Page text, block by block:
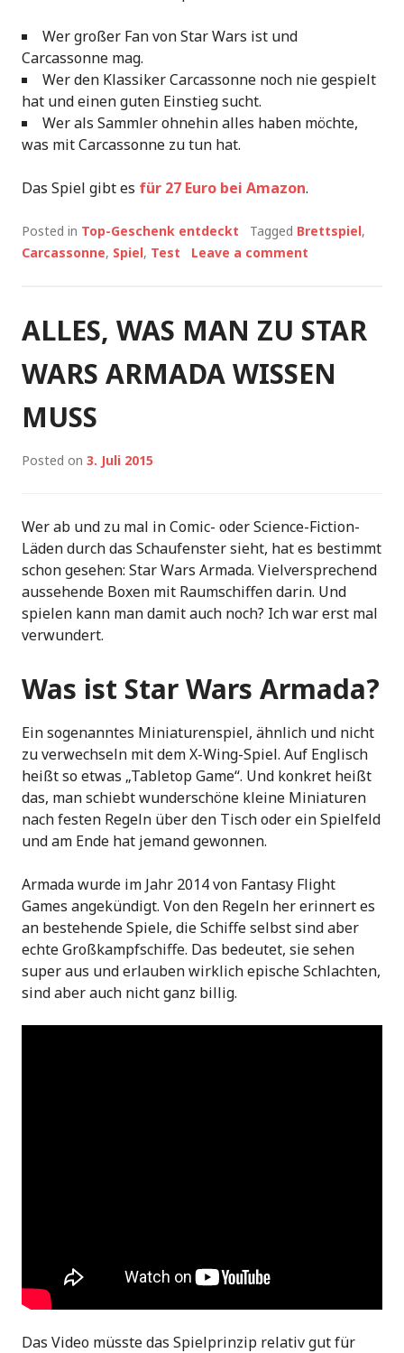
Wer großer Fan von Star Wars ist und
Carcassonne mag.
Wer den Klassiker Carcassonne noch nie gespielt
hat und einen guten Einstieg sucht.
Wer als Sammler ohnehin alles haben möchte,
was mit Carcassonne zu tun hat.
Das Spiel gibt es für 27 Euro bei Amazon.
Posted in Top-Geschenk entdeckt Tagged Brettspiel,
Carcassonne, Spiel, Test Leave a comment
ALLES, WAS MAN ZU STAR
WARS ARMADA WISSEN
MUSS
Posted on 3. Juli 2015
Wer ab und zu mal in Comic- oder Science-Fiction-
Läden durch das Schaufenster sieht, hat es bestimmt
schon gesehen: Star Wars Armada. Vielversprechend
aussehende Boxen mit Raumschiffen darin. Und
spielen kann man damit auch noch? Ich war erst mal
verwundert.
Was ist Star Wars Armada?
Ein sogenanntes Miniaturenspiel, ähnlich und nicht
zu verwechseln mit dem X-Wing-Spiel. Auf Englisch
heißt so etwas „Tabletop Game“. Und konkret heißt
das, man schiebt wunderschöne kleine Miniaturen
nach festen Regeln über den Tisch oder ein Spielfeld
und am Ende hat jemand gewonnen.
Armada wurde im Jahr 2014 von Fantasy Flight
Games angekündigt. Von den Regeln her erinnert es
an bestehende Spiele, die Schiffe selbst sind aber
echte Großkampfschiffe. Das bedeutet, sie sehen
super aus und erlauben wirklich epische Schlachten,
sind aber auch nicht ganz billig.
Das Video müsste das Spielprinzip relativ gut für